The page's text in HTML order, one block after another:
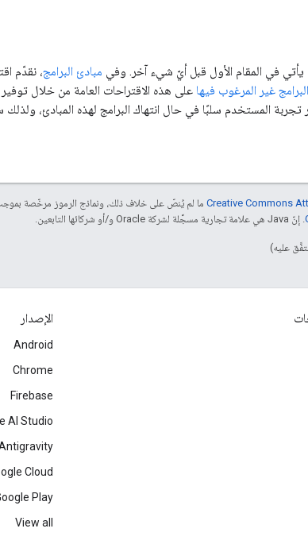
مبادئ البرامج، نقدّم
غير المرغوب فيها على هذه الاقتراحات العامة من خلال توفير
تجربة المستخدم سلبًا في حال انتهاك البرامج لهذه المبادئ،
ما لم يُنصّ على خلاف ذلك، ونماذج الرموز مرخّصة
. إنّ Java هي علامة تجارية مسجَّلة لشركة Oracle و/أو شركائها التابعين.
الإصدار
Android
Chrome
Firebase
AI Studio
Cloud
Play
View all